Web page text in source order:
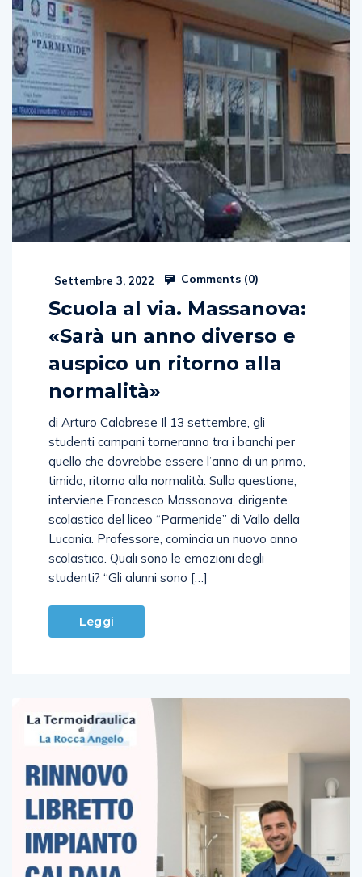
Scuola al via. Massanova:
«Sarà un anno diverso e
auspico un ritorno alla
normalità»
studenti campani torneranno tra i banchi per
quello che dovrebbe essere l’anno di un primo,
timido, ritorno alla normalità. Sulla questione,
interviene Francesco Massanova, dirigente
scolastico del liceo “Parmenide” di Vallo della
Lucania. Professore, comincia un nuovo anno
scolastico. Quali sono le emozioni degli
studenti? “Gli alunni sono […]
Leggi